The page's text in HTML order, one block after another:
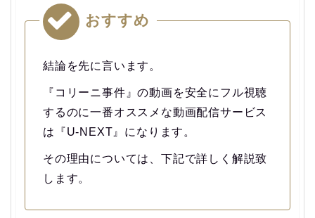
おすすめ
結論を先に言います。
『コリーニ事件』の動画を安全にフル視聴
するのに一番オススメな動画配信サービス
は『U-NEXT』になります。
その理由については、下記で詳しく解説致
します。